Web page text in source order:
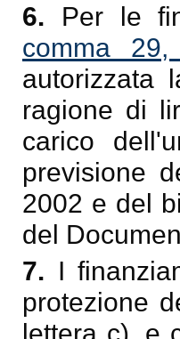
6. Per le
comma
autorizzata
ragione di
carico
previsione
2002 e del
del
7. I
protezione
lettera c), e